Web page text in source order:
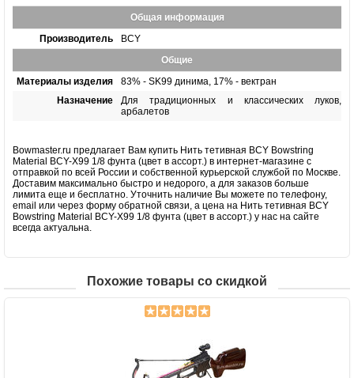
Общая информация
Производитель
BCY
Общие
Материалы изделия
83% - SK99 динима, 17% - вектран
Назначение
Для традиционных и классических луков,
арбалетов
Bowmaster.ru предлагает Вам купить Нить тетивная BCY Bowstring
Material BCY-X99 1/8 фунта (цвет в ассорт.) в интернет-магазине с
отправкой по всей России и собственной курьерской службой по Москве.
Доставим максимально быстро и недорого, а для заказов больше
лимита еще и бесплатно. Уточнить наличие Вы можете по телефону,
email или через форму обратной связи, а цена на Нить тетивная BCY
Bowstring Material BCY-X99 1/8 фунта (цвет в ассорт.) у нас на сайте
всегда актуальна.
Похожие товары со скидкой